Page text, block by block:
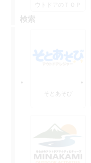
ウトドアのＴＯＰ
検索
そとあそび